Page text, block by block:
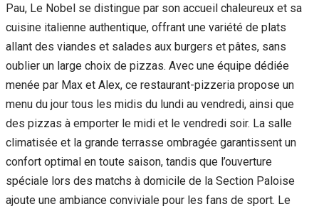
Pau, Le Nobel se distingue par son accueil chaleureux et sa
cuisine italienne authentique, offrant une variété de plats
allant des viandes et salades aux burgers et pâtes, sans
oublier un large choix de pizzas. Avec une équipe dédiée
menée par Max et Alex, ce restaurant-pizzeria propose un
menu du jour tous les midis du lundi au vendredi, ainsi que
des pizzas à emporter le midi et le vendredi soir. La salle
climatisée et la grande terrasse ombragée garantissent un
confort optimal en toute saison, tandis que l’ouverture
spéciale lors des matchs à domicile de la Section Paloise
ajoute une ambiance conviviale pour les fans de sport. Le